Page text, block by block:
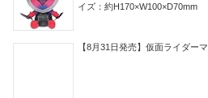
イズ：約H170×W100×D70mm
【8月31日発売】仮面ライダー